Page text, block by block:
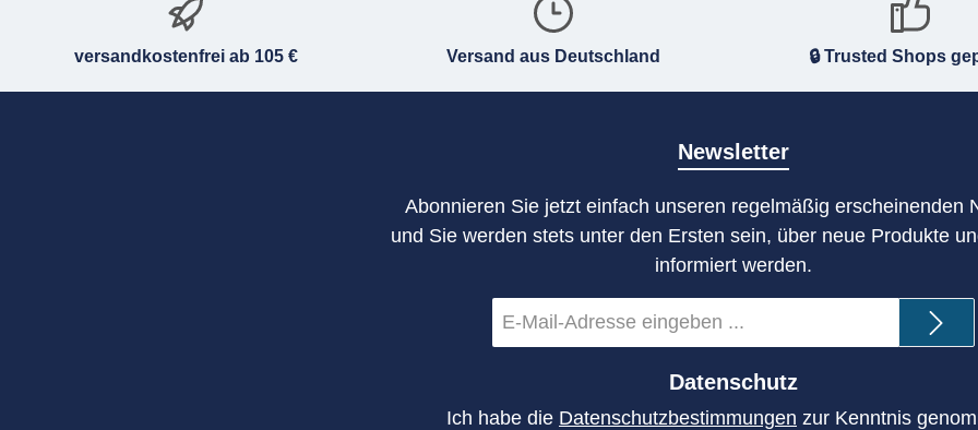
versandkostenfrei ab 105 € Versand aus Deutschland 🔒 Trusted Shops
Newsletter
Abonnieren Sie jetzt einfach unseren regelmäßig erscheinenden
und Sie werden stets unter den Ersten sein, über neue Produkte
informiert werden.
Mail-
Adresse
Datenschutz
Ich habe die Datenschutzbestimmungen zur Kenntnis